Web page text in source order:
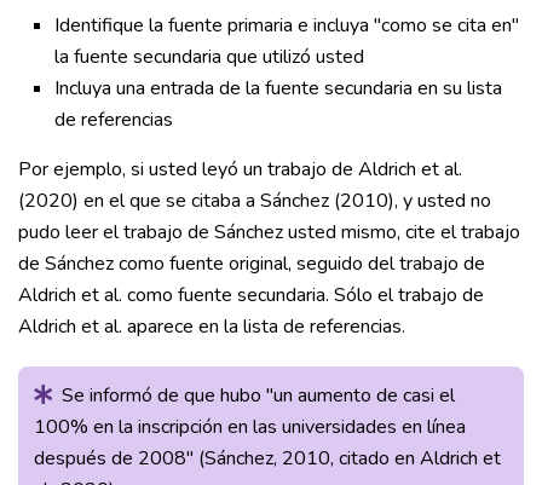
Identifique la fuente primaria e incluya "como se cita en"
la fuente secundaria que utilizó usted
Incluya una entrada de la fuente secundaria en su lista
de referencias
Por ejemplo, si usted leyó un trabajo de Aldrich et al.
(2020) en el que se citaba a Sánchez (2010), y usted no
pudo leer el trabajo de Sánchez usted mismo, cite el trabajo
de Sánchez como fuente original, seguido del trabajo de
Aldrich et al. como fuente secundaria. Sólo el trabajo de
Aldrich et al. aparece en la lista de referencias.
Se informó de que hubo "un aumento de casi el
100% en la inscripción en las universidades en línea
después de 2008" (Sánchez, 2010, citado en Aldrich et